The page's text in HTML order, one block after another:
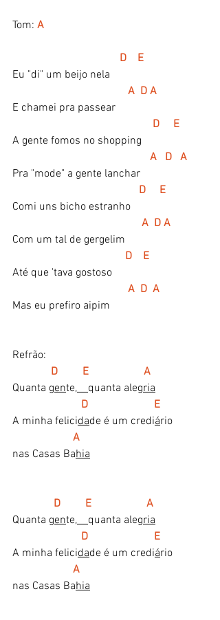
Tom: A
D    E
Eu "di" um beijo nela
A  D A
E chamei pra passear
D     E
A gente fomos no shopping
A   D   A
Pra "mode" a gente lanchar
D     E
Comi uns bicho estranho
A  D A
Com um tal de gergelim
  D    E
Até que 'tava gostoso
A  D  A
Mas eu prefiro aipim
Refrão:
D         E                    A
Quanta gente, quanta alegria
D                        E
A minha felicidade é um crediário
  A
nas Casas Bahia
D         E                    A
Quanta gente, quanta alegria
  D                        E
A minha felicidade é um crediário
A
nas Casas Bahia